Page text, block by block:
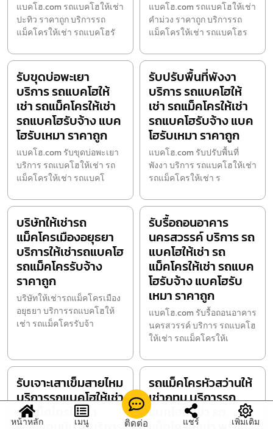
แบคโฮ.com รถแบคโฮให้เช่า
ปะทิว ราคาถูก บริการรถ
แม็คโครให้เช่า รถแบคโฮรั
แบคโฮ.com รถแบคโฮให้เช่า
คำม่วง ราคาถูก บริการรถ
แม็คโครให้เช่า รถแบคโฮร
รับขุดบ่อพะเยา
บริการ รถแบคโฮให้
เช่า รถแม็คโครให้เช่า
รถแบคโฮรับจ้าง แบค
โฮรับเหมา ราคาถูก
แบคโฮ.com รับขุดบ่อพะเยา
บริการ รถแบคโฮให้เช่า รถ
แม็คโครให้เช่า รถแบคโ
รับปรับพื้นที่พังงา
บริการ รถแบคโฮให้
เช่า รถแม็คโครให้เช่า
รถแบคโฮรับจ้าง แบค
โฮรับเหมา ราคาถูก
แบคโฮ.com รับปรับพื้นที่
พังงา บริการ รถแบคโฮให้เช่า
รถแม็คโครให้เช่า ร
บริษัทให้เช่ารถ
แม็คโครเมืองอยุธยา
บริการให้เช่ารถแบคโฮ
รถแม็คโครรับจ้าง
ราคาถูก
บริษัทให้เช่ารถแม็คโครเมือง
อยุธยา บริการรถแบคโฮให้
เช่า รถแม็คโครรับจ้า
รับรื้อถอนอาคาร
นครสวรรค์ บริการ รถ
แบคโฮให้เช่า รถ
แม็คโครให้เช่า รถแบค
โฮรับจ้าง แบคโฮรับ
เหมา ราคาถูก
แบคโฮ.com รับรื้อถอนอาคาร
นครสวรรค์ บริการ รถแบคโฮ
ให้เช่า รถแม็คโครให้เ
รับเจาะเสาเข็มสายไหม
บริการรถแบคโฮให้เช่า
รถแม็คโครให้เช่า
รถแม็คโครหัวสว่านให้
เช่ากทม บริการรถ
แบคโฮให้เช่า รถ
หน้าหลัก เมนู ติดต่อ แชร์ เพิ่มเติม